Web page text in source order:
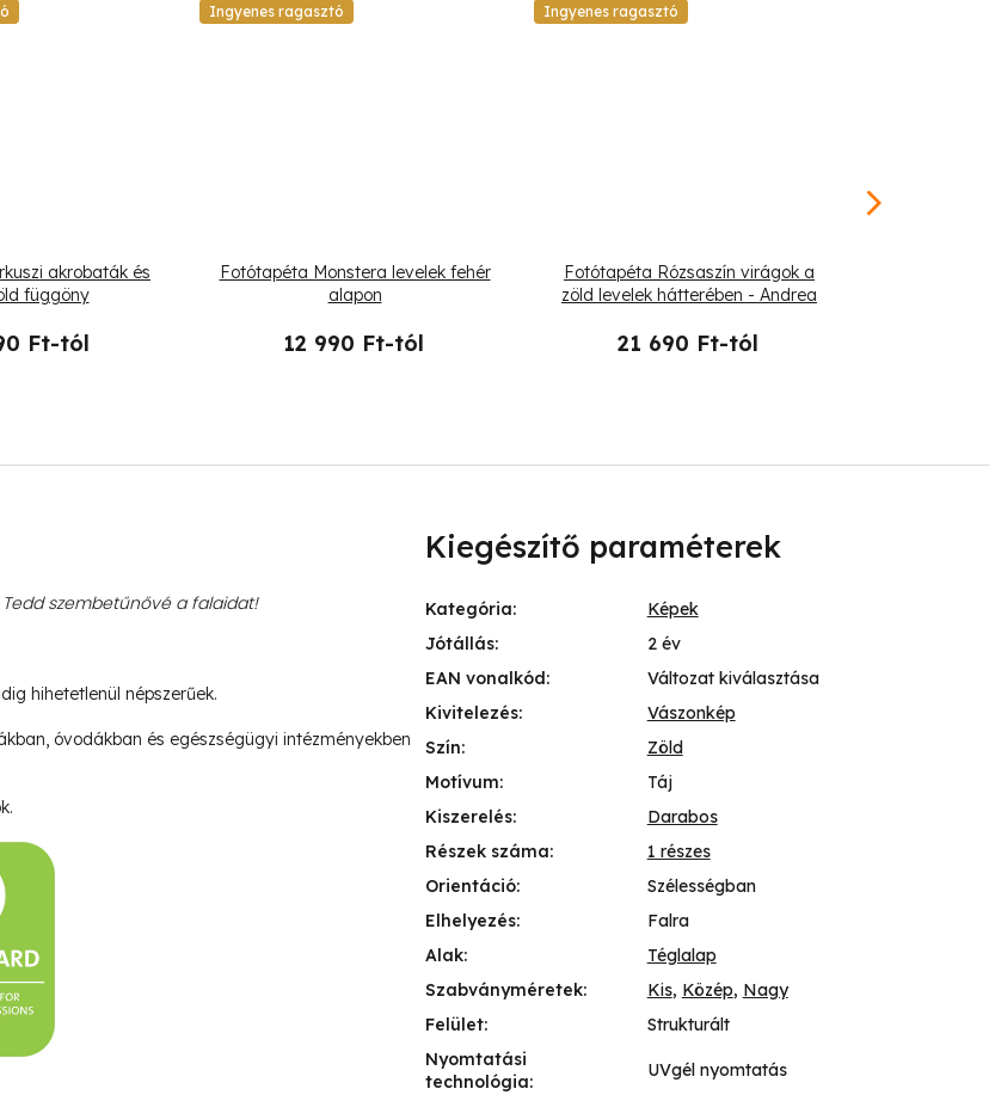
akrobaták és
függöny
Ft-tól
Ingyenes ragasztó
Fotótapéta Monstera levelek fehér
alapon
12 990 Ft-tól
Ingyenes ragasztó
Fotótapéta Rózsaszín virágok a
zöld levelek hátterében - Andrea
21 690 Ft-tól
szembetűnővé a falaidat!
hihetetlenül népszerűek.
óvodákban és egészségügyi intézményekben
Kiegészítő paraméterek
Kategória:
Képek
Jótállás:
2 év
EAN vonalkód:
Változat kiválasztása
Kivitelezés:
Vászonkép
Szín:
Zöld
Motívum:
Táj
Kiszerelés:
Darabos
Részek száma:
1 részes
Orientáció:
Szélességban
Elhelyezés:
Falra
Alak:
Téglalap
Szabványméretek: Kis, Közép, Nagy
Felület:
Strukturált
Nyomtatási
technológia:
UVgél nyomtatás